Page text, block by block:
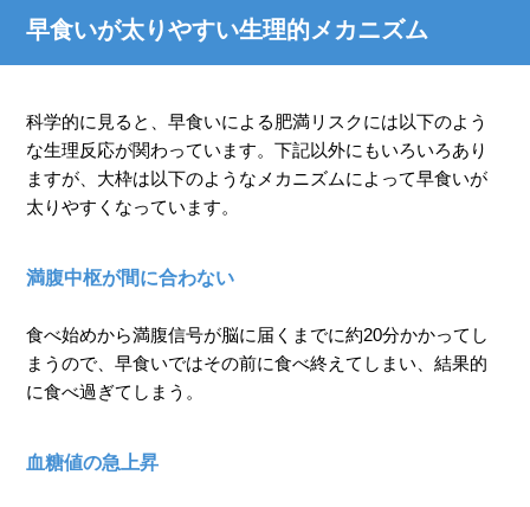
早食いが太りやすい生理的メカニズム
科学的に見ると、早食いによる肥満リスクには以下のよう
な生理反応が関わっています。下記以外にもいろいろあり
ますが、大枠は以下のようなメカニズムによって早食いが
太りやすくなっています。
満腹中枢が間に合わない
食べ始めから満腹信号が脳に届くまでに約20分かかってし
まうので、早食いではその前に食べ終えてしまい、結果的
に食べ過ぎてしまう。
血糖値の急上昇